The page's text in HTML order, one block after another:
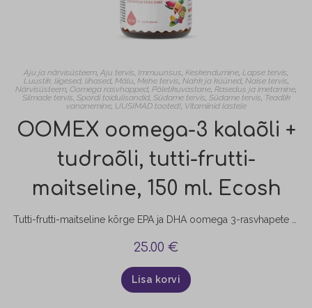
Aju ja närvisüsteem, Aju tervis, Immuunsus, Keskendumine, Lapse tervis,
Luustik, liigesed, lihased, Mälu, Mehe tervis, Nahk ja küüned, Naise tervis,
Närvisüsteem, Oomega rasvhapped, Põletikuvastane, Rasedus ja imetamine,
Silmade tervis, Spordi toidulisandid, Südame tervis, Südame tervis, Teadlik
vananemine, UUSIMAD tooted!, Vitamiinid lastele
OOMEX oomega-3 kalaõli +
tudraõli, tutti-frutti-
maitseline, 150 ml. Ecosh
Tutti-frutti-maitseline kõrge EPA ja DHA oomega 3-rasvhapete sisaldusega ning taimse õliga rikastatud kalaõli OOMEX aitab hoida igapäevast normaalset asendamatute rasvhapete sisaldust kehas. Toode sisaldab tutti-frutti lõhna- ja maitseainet, mis muudab selle meeldivamaks ja sobivamaks ka lastele. Oomega-3 rasvhapped on asendamatud rasvhapped, mida organism ise ei suuda sünteesida ja mida saab vaid toiduga. Parimaks oomega-3 allikaks on rasvased kalad nagu makrell,…
25.00 €
Lisa korvi